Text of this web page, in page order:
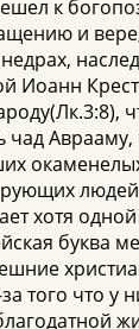
к
и
Иоанн
чад
хотя
буква
того что у